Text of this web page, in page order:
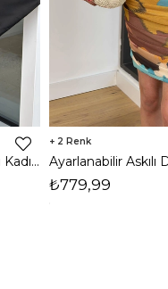
Kruvaze Yaka Yarım Kol Eteği Volanlı Kadın Siyah Saten Mini Elbise 24Y300
2
₺779,99